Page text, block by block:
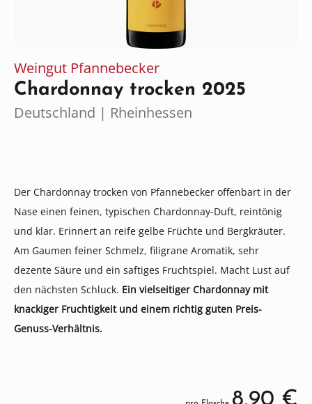
Weingut Pfannebecker
Chardonnay trocken 2025
Deutschland | Rheinhessen
Der Chardonnay trocken von Pfannebecker offenbart in der
Nase einen feinen, typischen Chardonnay-Duft, reintönig
und klar. Erinnert an reife gelbe Früchte und Bergkräuter.
Am Gaumen feiner Schmelz, filigrane Aromatik, sehr
dezente Säure und ein saftiges Fruchtspiel. Macht Lust auf
den nächsten Schluck. Ein vielseitiger Chardonnay mit
knackiger Fruchtigkeit und einem richtig guten Preis-
Genuss-Verhältnis.